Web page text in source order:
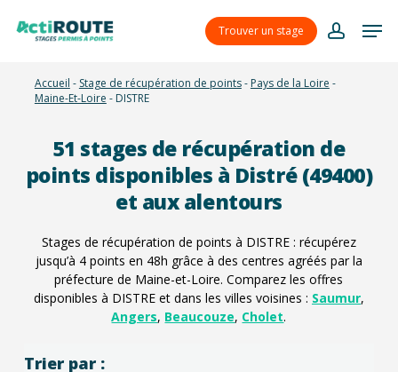
Trouver un stage
account
Accueil - Stage de récupération de points- Pays de la Loire -
Maine-Et-Loire - DISTRE
51 stages de récupération de
points disponibles à Distré (49400)
et aux alentours
Stages de récupération de points à DISTRE : récupérez
jusqu’à 4 points en 48h grâce à des centres agréés par la
préfecture de Maine-et-Loire. Comparez les offres
disponibles à DISTRE et dans les villes voisines : Saumur,
Angers, Beaucouze, Cholet.
Trier par :